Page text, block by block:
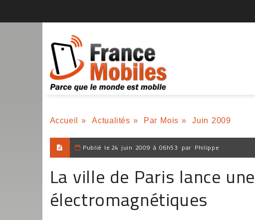
Accueil » Actualités » Par Mois » Juin 2009
Publié le 24 juin 2009 à 06h53 par Philippe
La ville de Paris lance
électromagnétiques